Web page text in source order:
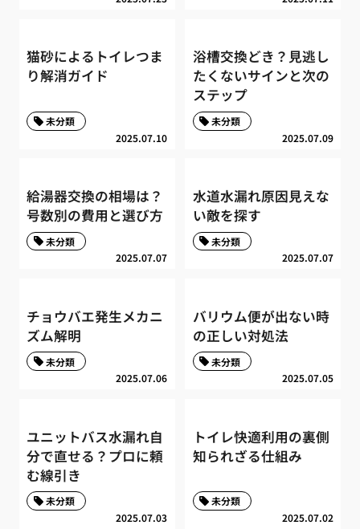
猫砂によるトイレつま
り解消ガイド
2025.07.10
未分類
浴槽交換どき？見逃し
たくないサインと次の
ステップ
2025.07.09
未分類
給湯器交換の相場は？
号数別の費用と選び方
2025.07.07
未分類
水道水漏れ原因見えな
い敵を探す
2025.07.07
未分類
チョウバエ発生メカニ
ズム解明
2025.07.06
未分類
バリウム便が出ない時
の正しい対処法
2025.07.05
未分類
ユニットバス水漏れ自
分で直せる？プロに頼
む線引き
2025.07.03
未分類
トイレ快適利用の裏側
知られざる仕組み
2025.07.02
未分類